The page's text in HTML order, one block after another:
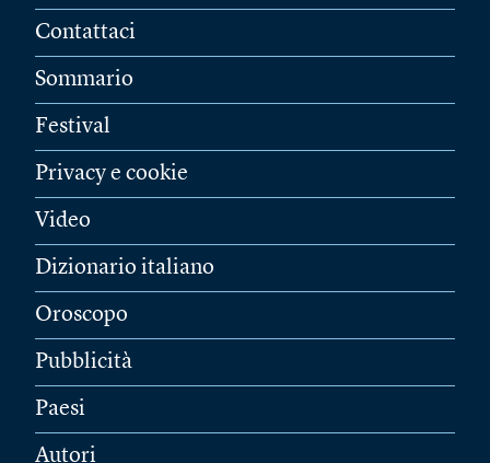
Contattaci
Sommario
Festival
Privacy e cookie
Video
Dizionario italiano
Oroscopo
Pubblicità
Paesi
Autori